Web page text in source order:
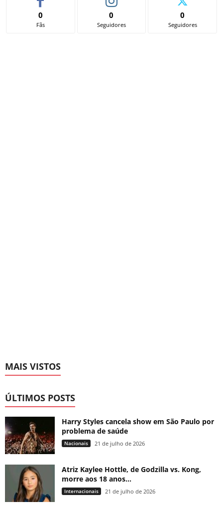
0
Fãs
0
Seguidores
0
Seguidores
MAIS VISTOS
ÚLTIMOS POSTS
Harry Styles cancela show em São Paulo por
problema de saúde
Nacionais 21 de julho de 2026
Atriz Kaylee Hottle, de Godzilla vs. Kong,
morre aos 18 anos...
Internacionais 21 de julho de 2026